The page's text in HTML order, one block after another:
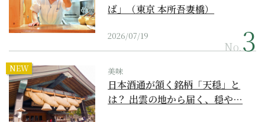
ば」（東京 本所吾妻橋）
2026/07/19
No.
NEW 美味
日本酒通が頷く銘柄「天穏」と
は？ 出雲の地から届く、穏や…